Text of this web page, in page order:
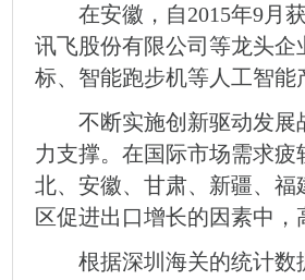
在安徽，自2015年9月获
讯飞股份有限公司等龙头企
标、智能跑步机等人工智
不断实施创新驱动发展
力支撑。在国际市场需求
北、安徽、甘肃、新疆、
区促进出口增长的因素中
根据深圳海关的统计数